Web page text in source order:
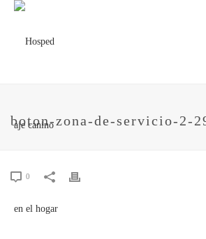
boton-zona-de-servicio-2-
0